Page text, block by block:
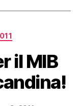
il MIB